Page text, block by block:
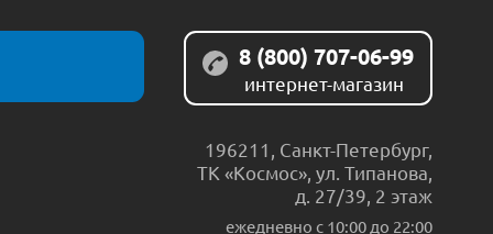
8 (800) 707-06-99
интернет-магазин
196211 Санкт-Петербург,
ТК «Космос», ул. Типанова,
д. 27/39, 2 этаж
ежедневно c 10:00 до 22:00